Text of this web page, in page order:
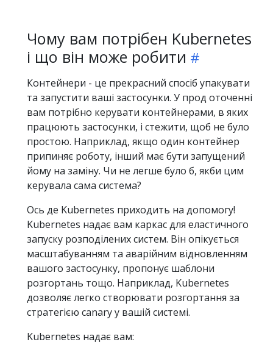
Чому вам потрібен Kubernetes
і що він може робити
Контейнери - це прекрасний спосіб упакувати
та запустити ваші застосунки. У прод оточенні
вам потрібно керувати контейнерами, в яких
працюють застосунки, і стежити, щоб не було
простою. Наприклад, якщо один контейнер
припиняє роботу, інший має бути запущений
йому на заміну. Чи не легше було б, якби цим
керувала сама система?
Ось де Kubernetes приходить на допомогу!
Kubernetes надає вам каркас для еластичного
запуску розподілених систем. Він опікується
масштабуванням та аварійним відновленням
вашого застосунку, пропонує шаблони
розгортань тощо. Наприклад, Kubernetes
дозволяє легко створювати розгортання за
стратегією canary у вашій системі.
Kubernetes надає вам: